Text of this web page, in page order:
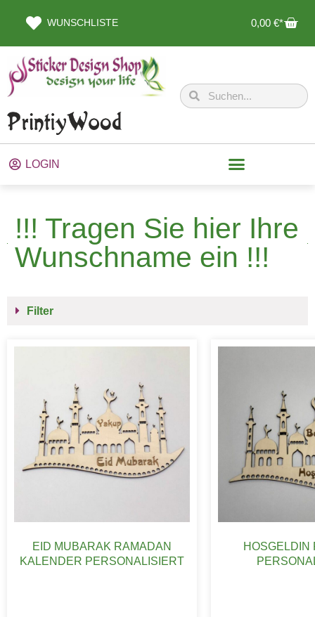
WUNSCHLISTE 0,00 €
LOGIN
!!! Tragen Sie hier Ihre
Wunschname ein !!!
Filter
EID MUBARAK RAMADAN
KALENDER PERSONALISIERT
HOSGELDIN